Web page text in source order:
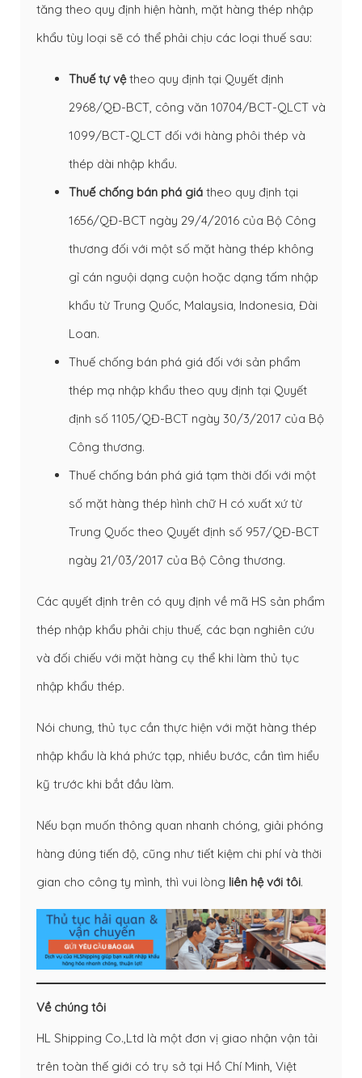
tăng theo quy định hiện hành, mặt hàng thép nhập
khẩu tùy loại sẽ có thể phải chịu các loại thuế sau:
Thuế tự vệtheo quy định tại Quyết định
2968/QĐ-BCT, công văn 10704/BCT-QLCT và
1099/BCT-QLCT đối với hàng phôi thép và
thép dài nhập khẩu.
Thuế chống bán phá giá theo quy định tại
1656/QĐ-BCT ngày 29/4/2016 của Bộ Công
thương đối với một số mặt hàng thép không
gỉ cán nguội dạng cuộn hoặc dạng tấm nhập
khẩu từ Trung Quốc, Malaysia, Indonesia, Đài
Loan.
Thuế chống bán phá giá đối với sản phẩm
thép mạ nhập khẩu theo quy định tại Quyết
định số 1105/QĐ-BCT ngày 30/3/2017 của Bộ
Công thương.
Thuế chống bán phá giá tạm thời đối với một
số mặt hàng thép hình chữ H có xuất xứ từ
Trung Quốc theo Quyết định số 957/QĐ-BCT
ngày 21/03/2017 của Bộ Công thương.
Các quyết định trên có quy định về mã HS sản phẩm
thép nhập khẩu phải chịu thuế, các bạn nghiên cứu
và đối chiếu với mặt hàng cụ thể khi làm thủ tục
nhập khẩu thép.
Nói chung, thủ tục cần thực hiện với mặt hàng thép
nhập khẩu là khá phức tạp, nhiều bước, cần tìm hiểu
kỹ trước khi bắt đầu làm.
Nếu bạn muốn thông quan nhanh chóng, giải phóng
hàng đúng tiến độ, cũng như tiết kiệm chi phí và thời
gian cho công ty mình, thì vui lòng liên hệ với tôi.
Về chúng tôi
HL Shipping Co.,Ltd là một đơn vị giao nhận vận tải
trên toàn thế giới có trụ sở tại Hồ Chí Minh, Việt